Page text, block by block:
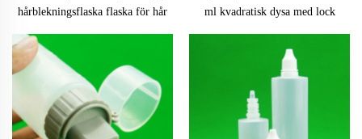
hårblekningsflaska flaska för hår
vård klar schampo flaska med kam
ml kvadratisk dysa med lock
limflaska förpackning med
aluminiumkappa